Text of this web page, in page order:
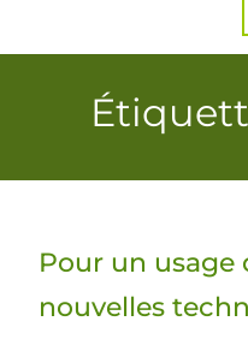
Pour un usage
nouvelles